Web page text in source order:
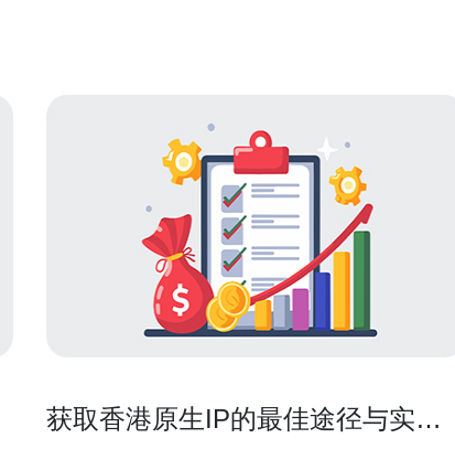
获取香港原生IP的最佳途径与实用